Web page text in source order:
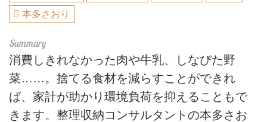
本多さおり
消費しきれなかった肉や牛乳、しなびた野
菜……。捨てる食材を減らすことができれ
ば、家計が助かり環境負荷を抑えることもで
きます。整理収納コンサルタントの本多さお